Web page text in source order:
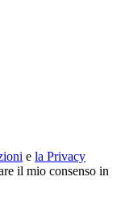
e la Privacy
il mio consenso in